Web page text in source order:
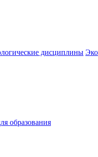
дисциплины
образования